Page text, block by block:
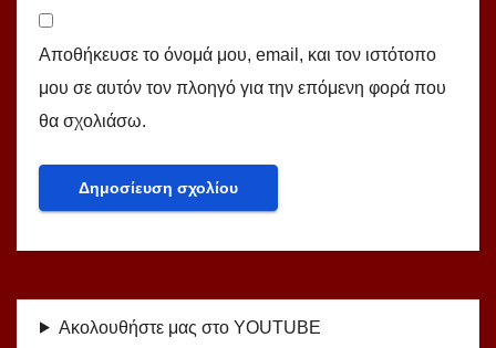
Αποθήκευσε το όνομά μου, email, και τον ιστότοπο
μου σε αυτόν τον πλοηγό για την επόμενη φορά που
θα σχολιάσω.
Ακολουθήστε μας στο YOUTUBE